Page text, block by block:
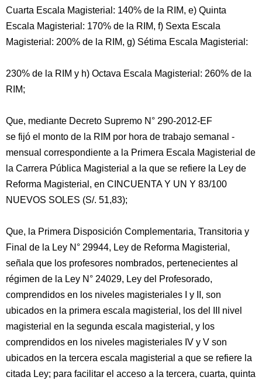
Cuarta Escala Magisterial: 140% de la RIM, e) Quinta
Escala Magisterial: 170% de la RIM, f) Sexta Escala
Magisterial: 200% de la RIM, g) Sétima Escala Magisterial:
230% de la RIM y h) Octava Escala Magisterial: 260% de la
RIM;
Que, mediante Decreto Supremo N° 290-2012-EF
se fijó el monto de la RIM por hora de trabajo semanal -
mensual correspondiente a la Primera Escala Magisterial de
la Carrera Pública Magisterial a la que se refiere la Ley de
Reforma Magisterial, en CINCUENTA Y UN Y 83/100
NUEVOS SOLES (S/. 51,83);
Que, la Primera Disposición Complementaria, Transitoria y
Final de la Ley N° 29944, Ley de Reforma Magisterial,
señala que los profesores nombrados, pertenecientes al
régimen de la Ley N° 24029, Ley del Profesorado,
comprendidos en los niveles magisteriales I y II, son
ubicados en la primera escala magisterial, los del III nivel
magisterial en la segunda escala magisterial, y los
comprendidos en los niveles magisteriales IV y V son
ubicados en la tercera escala magisterial a que se refiere la
citada Ley; para facilitar el acceso a la tercera, cuarta, quinta